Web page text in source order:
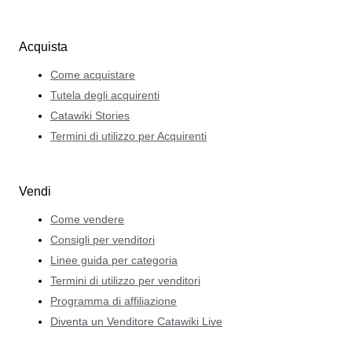
Acquista
Come acquistare
Tutela degli acquirenti
Catawiki Stories
Termini di utilizzo per Acquirenti
Vendi
Come vendere
Consigli per venditori
Linee guida per categoria
Termini di utilizzo per venditori
Programma di affiliazione
Diventa un Venditore Catawiki Live